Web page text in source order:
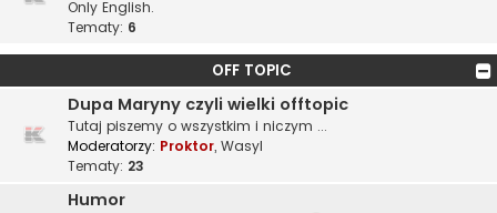
Only English.
Tematy: 6
OFF TOPIC
Dupa Maryny czyli wielki offtopic
Tutaj piszemy o wszystkim i niczym ...
Moderatorzy: Proktor, Wasyl
Tematy: 23
Humor